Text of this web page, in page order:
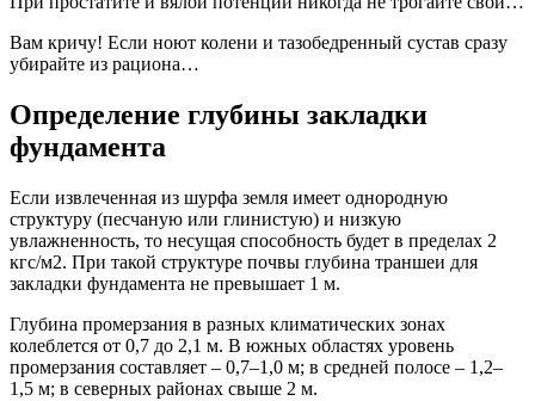
Вам кричу! Если ноют колени и тазобедренный сустав cразу
убирайте из рациона…
Определение глубины закладки
фундамента
Если извлеченная из шурфа земля имеет однородную
структуру (песчаную или глинистую) и низкую
увлажненность, то несущая способность будет в пределах 2
кгс/м2. При такой структуре почвы глубина траншеи для
закладки фундамента не превышает 1 м.
Глубина промерзания в разных климатических зонах
колеблется от 0,7 до 2,1 м. В южных областях уровень
промерзания составляет – 0,7–1,0 м; в средней полосе – 1,2–
1,5 м; в северных районах свыше 2 м.